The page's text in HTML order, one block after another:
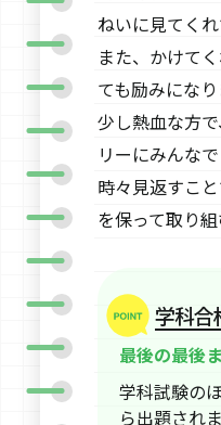
ねいに見てく
また、かけて
ても励みにな
少し熱血な方
リーにみんな
時々見返すこ
を保って取り
学科合
最後の最後
学科試験の
ら出題され